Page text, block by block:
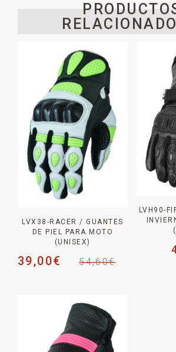
LVX38-RACER / GUANTES
DE PIEL PARA MOTO
(UNISEX)
54,60€
39,00€
LVH90-